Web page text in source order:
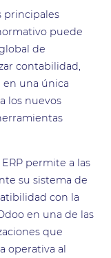
principales
puede
de
contabilidad,
en una única
los nuevos
permite a las
su sistema de
con la
en una de las
que
operativa al